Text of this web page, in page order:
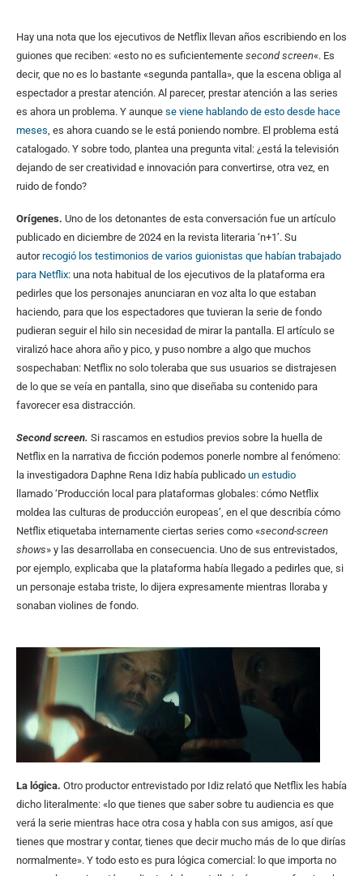
Hay una nota que los ejecutivos de Netflix llevan años escribiendo en los
guiones que reciben: «esto no es suficientemente second screen«. Es
decir, que no es lo bastante «segunda pantalla», que la escena obliga al
espectador a prestar atención. Al parecer, prestar atención a las series
es ahora un problema. Y aunque se viene hablando de esto desde hace
meses , es ahora cuando se le está poniendo nombre. El problema está
catalogado. Y sobre todo, plantea una pregunta vital: ¿está la televisión
dejando de ser creatividad e innovación para convertirse, otra vez, en
ruido de fondo?
Orígenes. Uno de los detonantes de esta conversación fue un artículo
publicado en diciembre de 2024 en la revista literaria ‘n+1’. Su
autorrecogió los testimonios de varios guionistas que habían trabajado
para Netflix: una nota habitual de los ejecutivos de la plataforma era
pedirles que los personajes anunciaran en voz alta lo que estaban
haciendo, para que los espectadores que tuvieran la serie de fondo
pudieran seguir el hilo sin necesidad de mirar la pantalla. El artículo se
viralizó hace ahora año y pico, y puso nombre a algo que muchos
sospechaban: Netflix no solo toleraba que sus usuarios se distrajesen
de lo que se veía en pantalla, sino que diseñaba su contenido para
favorecer esa distracción.
Second screen. Si rascamos en estudios previos sobre la huella de
Netflix en la narrativa de ficción podemos ponerle nombre al fenómeno:
la investigadora Daphne Rena Idiz había publicado un estudio
llamado ‘Producción local para plataformas globales: cómo Netflix
moldea las culturas de producción europeas’, en el que describía cómo
Netflix etiquetaba internamente ciertas series como «second-screen
shows» y las desarrollaba en consecuencia. Uno de sus entrevistados,
por ejemplo, explicaba que la plataforma había llegado a pedirles que, si
un personaje estaba triste, lo dijera expresamente mientras lloraba y
sonaban violines de fondo.
La lógica. Otro productor entrevistado por Idiz relató que Netflix les había
dicho literalmente: «lo que tienes que saber sobre tu audiencia es que
verá la serie mientras hace otra cosa y habla con sus amigos, así que
tienes que mostrar y contar, tienes que decir mucho más de lo que dirías
normalmente». Y todo esto es pura lógica comercial: lo que importa no